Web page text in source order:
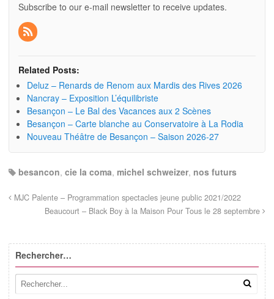
Subscribe to our e-mail newsletter to receive updates.
Related Posts:
Deluz – Renards de Renom aux Mardis des Rives 2026
Nancray – Exposition L’équilibriste
Besançon – Le Bal des Vacances aux 2 Scènes
Besançon – Carte blanche au Conservatoire à La Rodia
Nouveau Théâtre de Besançon – Saison 2026-27
besancon, cie la coma, michel schweizer, nos futurs
MJC Palente – Programmation spectacles jeune public 2021/2022
Beaucourt – Black Boy à la Maison Pour Tous le 28 septembre
Rechercher…